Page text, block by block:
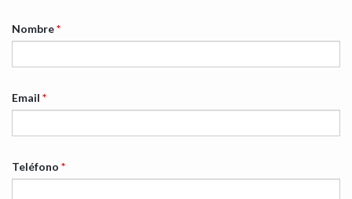
Nombre*
Email *
Teléfono *